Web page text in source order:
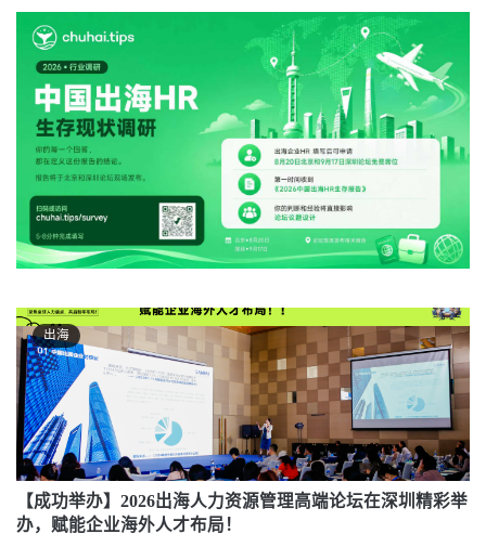
信任积累后的结果。越早出现在目标客户的视野中，越早在他们心
里建立认知。对于EOR/PEO、海外招聘、薪酬外包、员工福利、保
险经纪、签证移民、HR SaaS、劳动法合规咨询、人才服务等机构来
说，加入指南的价值，不只是“被收录”，而是进入中国企业出海HR
服务生态的一个持续入口。 欢迎优秀出海HR服务机构加入
chuhai.tips 机构会员 如果贵司正在服务中国企业出海，或者希望进
一步触达正在寻找海外HR服务资源的企业客户，欢迎加入
chuhai.tips 机构会员。 机构会员将有机会参与平台展示、服务指南
收录、新版图片版本展示、内容传播以及后续企业需求连接。我们
希望通过这一机制，让真正有服务能力、有专业经验、有区域优势
的机构，被更多中国出海企业看见。 中国企业出海需要更专业的人
力资源服务生态，也需要更多优秀机构被准确连接到企业需求面
前。 7月17日，新版《2026中国企业出海人力资源服务指南》将在上
海HR服务机构加入，共同参与中国企业全球化人力资源服务生态建
设。 查看指南：www.chuhai.tips/map 了解机构会员详情：微信：
HRTechnice
求服务对接、出海管理奖项评选、调研报告以及海外参访等活动。
诚邀出海企业HR及出海服务机构加入。
正进入行业视野。 相比销售、市场、业务负责人，出海HR长期缺乏
一个正式的行业评价体系，也缺乏属于自己的专业荣誉机制。 很多
优秀实践，只存在于企业内部； 很多踩过的坑，没有被系统沉淀；
很多真正有价值的方法论，也没有机会被行业看见。 而这，恰恰是
整个中国企业全球化进程中，最值得被留下来的经验。 我们希望通
过这个奖项，正式向行业传递一个清晰信号： 出海成功，从来不只
是业务成功。 HR，是全球化能力的核心组成部分。 同时，我们也
希望通过长期记录最佳实践、优秀团队与专业服务机构，逐步建立
属于中国出海HR行业自己的参考标准与生态影响力。 奖项类别 企
业端 · 3个奖项 面向在中国总部负责海外业务的人力资源负责人、
HR团队及实践案例。 “2026年度出海HR领军人物奖” 将重点表彰在
全球化组织建设中做出突出贡献的HR负责人。无论是Global HR负责
业出海实践，都属于这个奖项关注的核心对象。 “2026年度出海最佳
HR团队奖” 将聚焦真正推动企业海外组织建设的团队实践。我们不
看公司规模，也不唯行业头部，而更关注团队是否真正解决了复杂
问题、建立了可复制能力。 “2026年度出海HR最佳实践奖” 更关注一
线经验本身。包括本地化招聘、跨文化管理、全球薪酬福利、海外
员工关系、合规治理等场景中的真实实践案例。很多今天被验证有
效的方法，也许正是下一批出海企业最需要学习的经验。 机构端 ·
10个奖项 面向为中国企业出海提供HR相关专业服务的机构，包括招
聘、EOR、薪酬福利、合规、HR SaaS、全球用工等领域。 奖项包
括： 2026年度最具影响力出海HR服务机构 2026年度最佳跨境合规
与法务服务奖 2026年度最佳出海人才招聘与猎头服务奖 2026年度最
要的战略命题之一。而在每一家出海企业的总部，有一群人在默默
承担着这场扩张中最复杂的人的问题——他们是出海HR。 他们服务
的员工分布在东南亚、中东、欧洲、非洲；他们处理的议题横跨跨
国合规、薪酬设计、外派管理、雇主品牌、劳动法差异；他们在总
部与海外之间充当翻译，在业务与人才之间充当桥梁。这是一个正
在快速成长的职业群体，却也是一个长期缺乏系统记录、行业数据
几乎空白的群体。 我们决定改变这件事。 为什么要做这份调研
chuhai.tips 的使命是"让出海HR不再孤单"。两年来，我们看到越来越
多的出海HR在孤立中工作——没有成熟的方法论可以参考，没有足
够多的同行可以交流，没有一份真实的行业数据告诉他们：自己的
处境是否正常，自己的判断是否准确，这个职业未来走向哪里。 我
们需要先把这个群体的真实样貌记录下来。 《2026中国出海HR生存
海HR群体在当下的真实图景，为从业者、企业管理层和行业服务机
构提供有价值的参考依据。 参与这份调研，你将获得什么 ① 第一时
间收到《2026中国出海HR生存报告》 调研结果将整理为完整的行业
报告，于2026年7月17日在上海论坛现场首发，并向全部参与者优先
发送。这将是迄今为止最系统的出海HR行业数据，每一位参与者都
是这份报告的共同作者。 ② 出海企业HR可申请论坛免费席位 如果
你在出海企业总部负责海外HR工作，完成调研后即可提交申请，经
人工审核通过后，将获得2026年7月17日上海论坛免费入场资格（价
值¥1,980）。 ③ 你的判断将直接影响论坛议题 调研中的核心发现将
直接反哺论坛内容设计——你认为最迫切的问题，将成为现场讨论
的议题。你不只是一个填写者，而是这场行业对话的发起人之一。
出海
【成功举办】2026出海人力资源管理高端论坛在深圳精彩举
办，赋能企业海外人才布局！